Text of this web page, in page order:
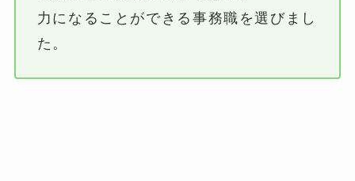
力になることができる事務職を選びまし
た。